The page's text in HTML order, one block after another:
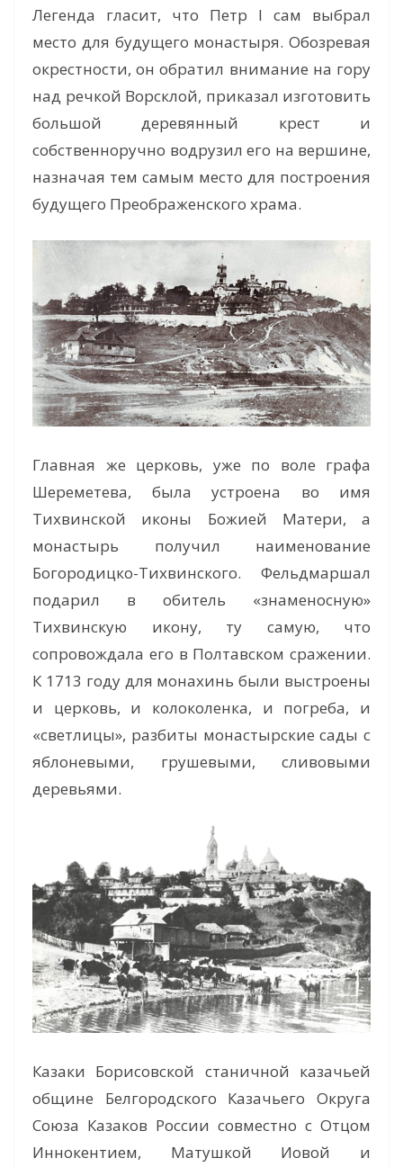
Легенда гласит, что Петр I сам выбрал
место для будущего монастыря. Обозревая
окрестности, он обратил внимание на гору
над речкой Ворсклой, приказал изготовить
большой деревянный крест и
собственноручно водрузил его на вершине,
назначая тем самым место для построения
будущего Преображенского храма.
Главная же церковь, уже по воле графа
Шереметева, была устроена во имя
Тихвинской иконы Божией Матери, а
монастырь получил наименование
Богородицко-Тихвинского. Фельдмаршал
подарил в обитель «знаменосную»
Тихвинскую икону, ту самую, что
сопровождала его в Полтавском сражении.
К 1713 году для монахинь были выстроены
и церковь, и колоколенка, и погреба, и
«светлицы», разбиты монастырские сады с
яблоневыми, грушевыми, сливовыми
деревьями.
Казаки Борисовской станичной казачьей
общине Белгородского Казачьего Округа
Союза Казаков России совместно с Отцом
Иннокентием, Матушкой Иовой и